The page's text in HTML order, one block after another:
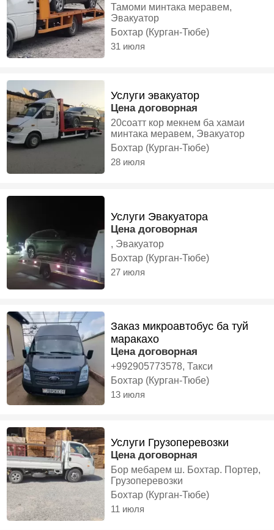
Тамоми минтака меравем,
Эвакуатор
Бохтар (Курган-Тюбе)
31 июля
Услуги эвакуатор
Цена договорная
20соатт кор мекнем ба хамаи
минтака меравем, Эвакуатор
Бохтар (Курган-Тюбе)
28 июля
Услуги Эвакуатора
Цена договорная
, Эвакуатор
Бохтар (Курган-Тюбе)
27 июля
Заказ микроавтобус ба туй
маракахо
Цена договорная
+992905773578, Такси
Бохтар (Курган-Тюбе)
13 июля
Услуги Грузоперевозки
Цена договорная
Бор мебарем ш. Бохтар. Портер,
Грузоперевозки
Бохтар (Курган-Тюбе)
11 июля